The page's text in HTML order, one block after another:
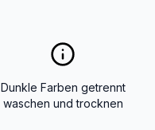
Dunkle Farben getrennt
waschen und trocknen